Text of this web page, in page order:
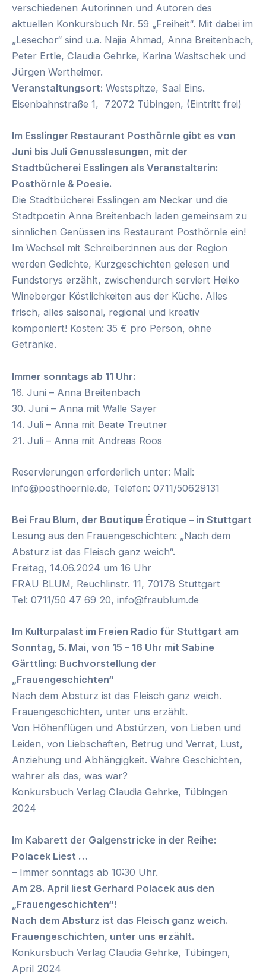
verschiedenen Autorinnen und Autoren des
aktuellen Konkursbuch Nr. 59 „Freiheit“. Mit dabei im
„Lesechor“ sind u.a. Najia Ahmad, Anna Breitenbach,
Peter Ertle, Claudia Gehrke, Karina Wasitschek und
Jürgen Wertheimer.
Veranstaltungsort: Westspitze, Saal Eins.
Eisenbahnstraße 1, 72072 Tübingen, (Eintritt frei)
Im Esslinger Restaurant Posthörnle gibt es von
Juni bis Juli Genusslesungen, mit der
Stadtbücherei Esslingen als Veranstalterin:
Posthörnle & Poesie.
Die Stadtbücherei Esslingen am Neckar und die
Stadtpoetin Anna Breitenbach laden gemeinsam zu
sinnlichen Genüssen ins Restaurant Posthörnle ein!
Im Wechsel mit Schreiber:innen aus der Region
werden Gedichte, Kurzgeschichten gelesen und
Fundstorys erzählt, zwischendurch serviert Heiko
Wineberger Köstlichkeiten aus der Küche. Alles
frisch, alles saisonal, regional und kreativ
komponiert! Kosten: 35 € pro Person, ohne
Getränke.
Immer sonntags ab 11 Uhr:
16. Juni – Anna Breitenbach
30. Juni – Anna mit Walle Sayer
14. Juli – Anna mit Beate Treutner
21. Juli – Anna mit Andreas Roos
Reservierungen erforderlich unter: Mail:
info@posthoernle.de, Telefon: 0711/50629131
Bei Frau Blum, der Boutique Érotique – in Stuttgart
Lesung aus den Frauengeschichten: „Nach dem
Absturz ist das Fleisch ganz weich“.
Freitag, 14.06.2024 um 16 Uhr
FRAU BLUM, Reuchlinstr. 11, 70178 Stuttgart
Tel: 0711/50 47 69 20, info@fraublum.de
Im Kulturpalast im Freien Radio für Stuttgart am
Sonntag, 5. Mai, von 15 – 16 Uhr mit Sabine
Gärttling: Buchvorstellung der
„Frauengeschichten“
Nach dem Absturz ist das Fleisch ganz weich.
Frauengeschichten, unter uns erzählt.
Von Höhenflügen und Abstürzen, von Lieben und
Leiden, von Liebschaften, Betrug und Verrat, Lust,
Anziehung und Abhängigkeit. Wahre Geschichten,
wahrer als das, was war?
Konkursbuch Verlag Claudia Gehrke, Tübingen
2024
Im Kabarett der Galgenstricke in der Reihe:
Polacek Liest …
– Immer sonntags ab 10:30 Uhr.
Am 28. April liest Gerhard Polacek aus den
„Frauengeschichten“!
Nach dem Absturz ist das Fleisch ganz weich.
Frauengeschichten, unter uns erzählt.
Konkursbuch Verlag Claudia Gehrke, Tübingen,
April 2024